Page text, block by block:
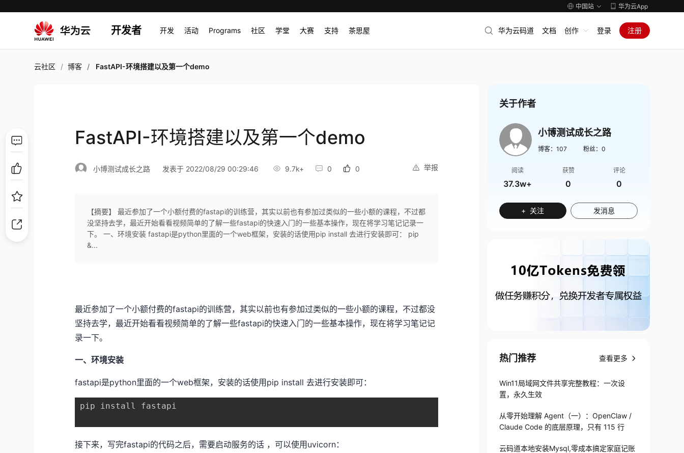
中国站 华为云App
开发者 开发 活动 Programs 社区 学堂 大赛 支持 茶思屋 华为云码道 文档 创作 登录 注册
云社区 博客 FastAPI-环境搭建以及第一个demo
FastAPI-环境搭建以及第一个demo
举报
小博测试成长之路 发表于 2022/08/29 00:29:46 9.7k+ 0 0
【摘要】 最近参加了一个小额付费的fastapi的训练营，其实以前也有参加过类似的一些小额的课程，不过都
没坚持去学，最近开始看看视频简单的了解一些fastapi的快速入门的一些基本操作，现在将学习笔记记录一
下。 一、环境安装 fastapi是python里面的一个web框架，安装的话使用pip install 去进行安装即可： pip
&...
最近参加了一个小额付费的fastapi的训练营，其实以前也有参加过类似的一些小额的课程，不过都没
坚持去学，最近开始看看视频简单的了解一些fastapi的快速入门的一些基本操作，现在将学习笔记记
录一下。
一、环境安装
fastapi是python里面的一个web框架，安装的话使用pip install 去进行安装即可：
pip install fastapi
接下来，写完fastapi的代码之后，需要启动服务的话 ，可以使用uvicorn：
关于作者
小博测试成长之路
博客： 107 粉丝： 0
阅读
37.3w+
获赞
0
评论
0
+ 关注 发消息
热门推荐 查看更多
Win11局域网文件共享完整教程：一次设
置，永久生效
从零开始理解 Agent（一）：OpenClaw /
Claude Code 的底层原理，只有 115 行
云码道本地安装Mysql,零成本搞定家庭记账